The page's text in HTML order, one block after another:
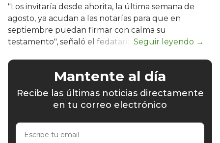
"Los invitaría desde ahorita, la última semana de
agosto, ya acudan a las notarías para que en
septiembre puedan firmar con calma su
testamento", señaló el fedatario.
Mantente al día
Recibe las últimas noticias directamente
en tu correo electrónico
Escribe